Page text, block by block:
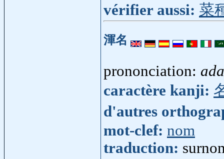
vérifier aussi: 菜
渾名
prononciation:
caractère kanji:
d'autres
mot-clef: nom
traduction: